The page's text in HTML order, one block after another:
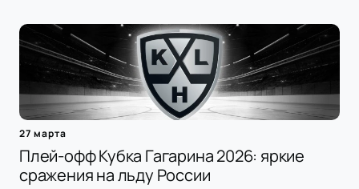
27 марта
Плей-офф Кубка Гагарина 2026: яркие
сражения на льду России